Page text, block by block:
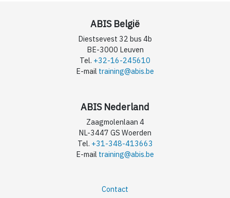
ABIS België
Diestsevest 32 bus 4b
BE-3000 Leuven
Tel. +32-16-245610
E-mail training@abis.be
ABIS Nederland
Zaagmolenlaan 4
NL-3447 GS Woerden
Tel. +31-348-413663
E-mail training@abis.be
Contact